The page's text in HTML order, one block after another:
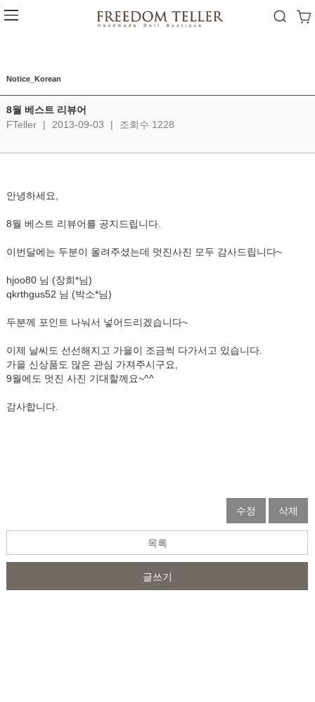
Notice_Korean
8월 베스트 리뷰어
FTeller
| 2013-09-03 | 조회수 1228
안녕하세요,
8월 베스트 리뷰어를 공지드립니다.
이번달에는 두분이 올려주셨는데 멋진사진 모두 감사드립니다~
hjoo80 님 (장희*님)
qkrthgus52 님 (박소*님)
두분께 포인트 나눠서 넣어드리겠습니다~
이제 날씨도 선선해지고 가을이 조금씩 다가서고 있습니다.
가을 신상품도 많은 관심 가져주시구요,
9월에도 멋진 사진 기대할께요~^^
감사합니다.
수정 삭제
목록
글쓰기